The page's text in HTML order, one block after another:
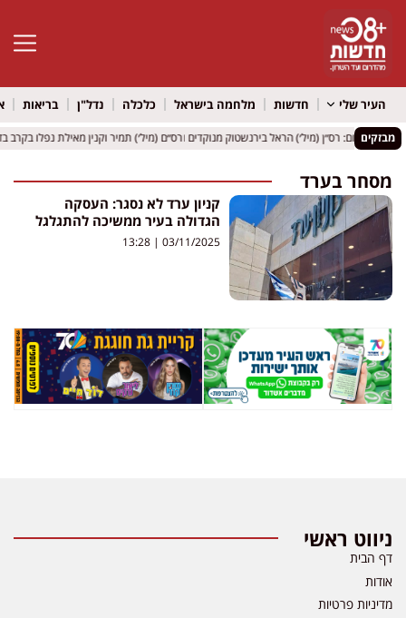
פתח
העיר שלי חדשות מלחמה בישראל כלכלה נדל"ן בריאות
מבזקים
לפרסום: רס״ן (מיל׳) הראל בירנשטוק מנוקדים ורס״ם (מיל׳) תמיר וקנין מאילת נפלו בקרב
לפרסום: רס״ן (מיל׳) הראל בירנשטוק מנוקדים ורס״ם (מיל׳) תמיר וקנין מאילת נפלו בקרב
מסחר בערד
קניון ערד לא נסגר: העסקה
הגדולה בעיר ממשיכה להתגלגל
03/11/2025
ניווט ראשי
דף הבית
אודות
מדיניות פרטיות